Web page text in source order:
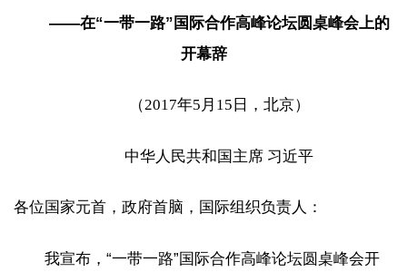
——在“一带一路”国际合作高峰论坛圆桌峰会上的
开幕辞
（2017年5月15日，北京）
中华人民共和国主席 习近平
各位国家元首，政府首脑，国际组织负责人：
我宣布，“一带一路”国际合作高峰论坛圆桌峰会开